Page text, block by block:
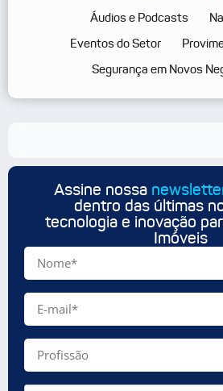
Áudios e Podcasts
Eventos do Setor
Segurança em Novos
Assine nossa
dentro das últimas
tecnologia e inovação
Imóveis